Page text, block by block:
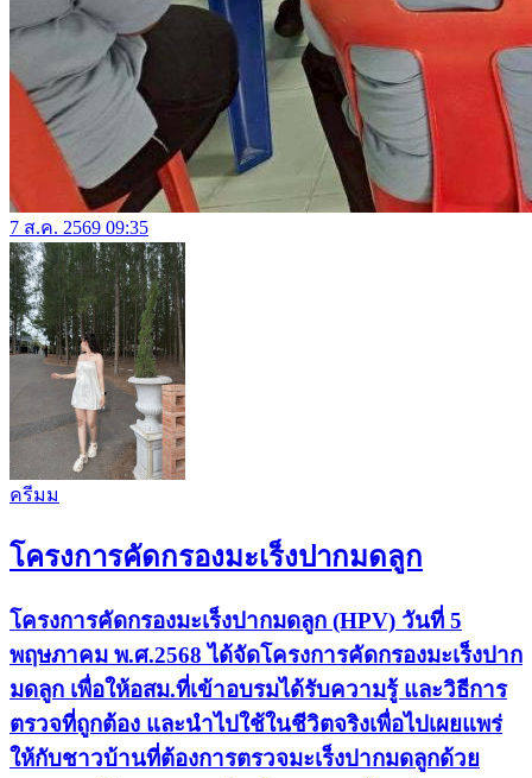
7 ส.ค. 2569 09:35
ครีมม
โครงการคัดกรองมะเร็งปากมดลูก
โครงการคัดกรองมะเร็งปากมดลูก (HPV) วันที่ 5
พฤษภาคม พ.ศ.2568 ได้จัดโครงการคัดกรองมะเร็งปาก
มดลูก เพื่อให้อสม.ที่เข้าอบรมได้รับความรู้ และวิธีการ
ตรวจที่ถูกต้อง และนำไปใช้ในชีวิตจริงเพื่อไปเผยแพร่
ให้กับชาวบ้านที่ต้องการตรวจมะเร็งปากมดลูกด้วย